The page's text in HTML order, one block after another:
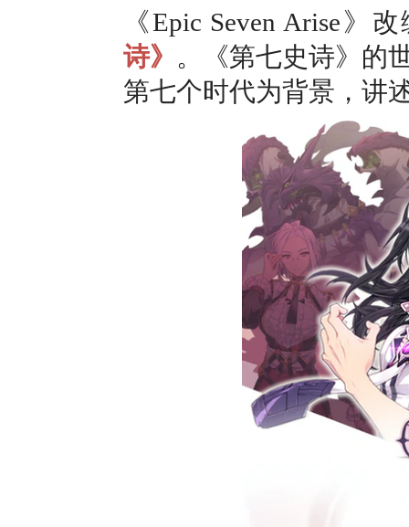
《Epic Seven Arise》
诗》 。《第七史诗》的
第七个时代为背景，讲